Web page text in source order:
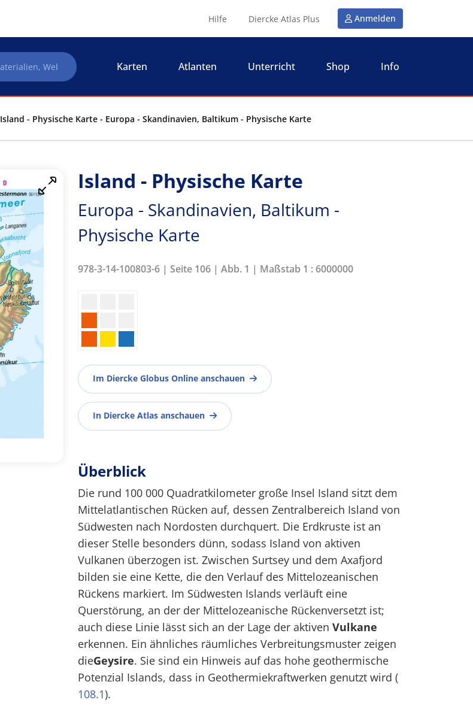
Hilfe Diercke Atlas Plus Anmelden
Karten Atlanten Unterricht Shop Info
Island - Physische Karte - Europa - Skandinavien, Baltikum - Physische Karte
Island - Physische Karte
Europa - Skandinavien, Baltikum -
Physische Karte
978-3-14-100803-6 | Seite 106 | Abb. 1 | Maßstab 1 : 6000000
Im Diercke Globus Online anschauen
In Diercke Atlas anschauen
Überblick
Die rund 100 000 Quadratkilometer große Insel Island sitzt dem
Mittelatlantischen Rücken auf, dessen Zentralbereich Island von
Südwesten nach Nordosten durchquert. Die Erdkruste ist an
dieser Stelle besonders dünn, sodass Island von aktiven
Vulkanen überzogen ist. Zwischen Surtsey und dem Axafjord
bilden sie eine Kette, die den Verlauf des Mittelozeanischen
Rückens markiert. Im Südwesten Islands verläuft eine
Querstörung, an der der Mittelozeanische Rückenversetzt ist;
auch diese Linie lässt sich an der Lage der aktiven Vulkane
erkennen. Ein ähnliches räumliches Verbreitungsmuster zeigen
dieGeysire. Sie sind ein Hinweis auf das hohe geothermische
Potenzial Islands, dass in Geothermiekraftwerken genutzt wird (
108.1).